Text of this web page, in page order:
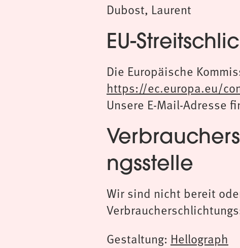
Dubost, Laurent
EU-
Die Europäische
https://ec.europa.eu/
Unsere E-Mail-Adresse
ngsstelle
Wir sind nicht bereit
Gestaltung: Hellograph